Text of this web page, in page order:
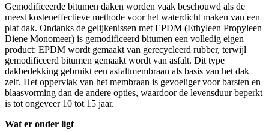
Gemodificeerde bitumen daken worden vaak beschouwd als de
meest kosteneffectieve methode voor het waterdicht maken van een
plat dak. Ondanks de gelijkenissen met EPDM (Ethyleen Propyleen
Diene Monomeer) is gemodificeerd bitumen een volledig eigen
product: EPDM wordt gemaakt van gerecycleerd rubber, terwijl
gemodificeerd bitumen gemaakt wordt van asfalt. Dit type
dakbedekking gebruikt een asfaltmembraan als basis van het dak
zelf. Het oppervlak van het membraan is gevoeliger voor barsten en
blaasvorming dan de andere opties, waardoor de levensduur beperkt
is tot ongeveer 10 tot 15 jaar.
Wat er onder ligt